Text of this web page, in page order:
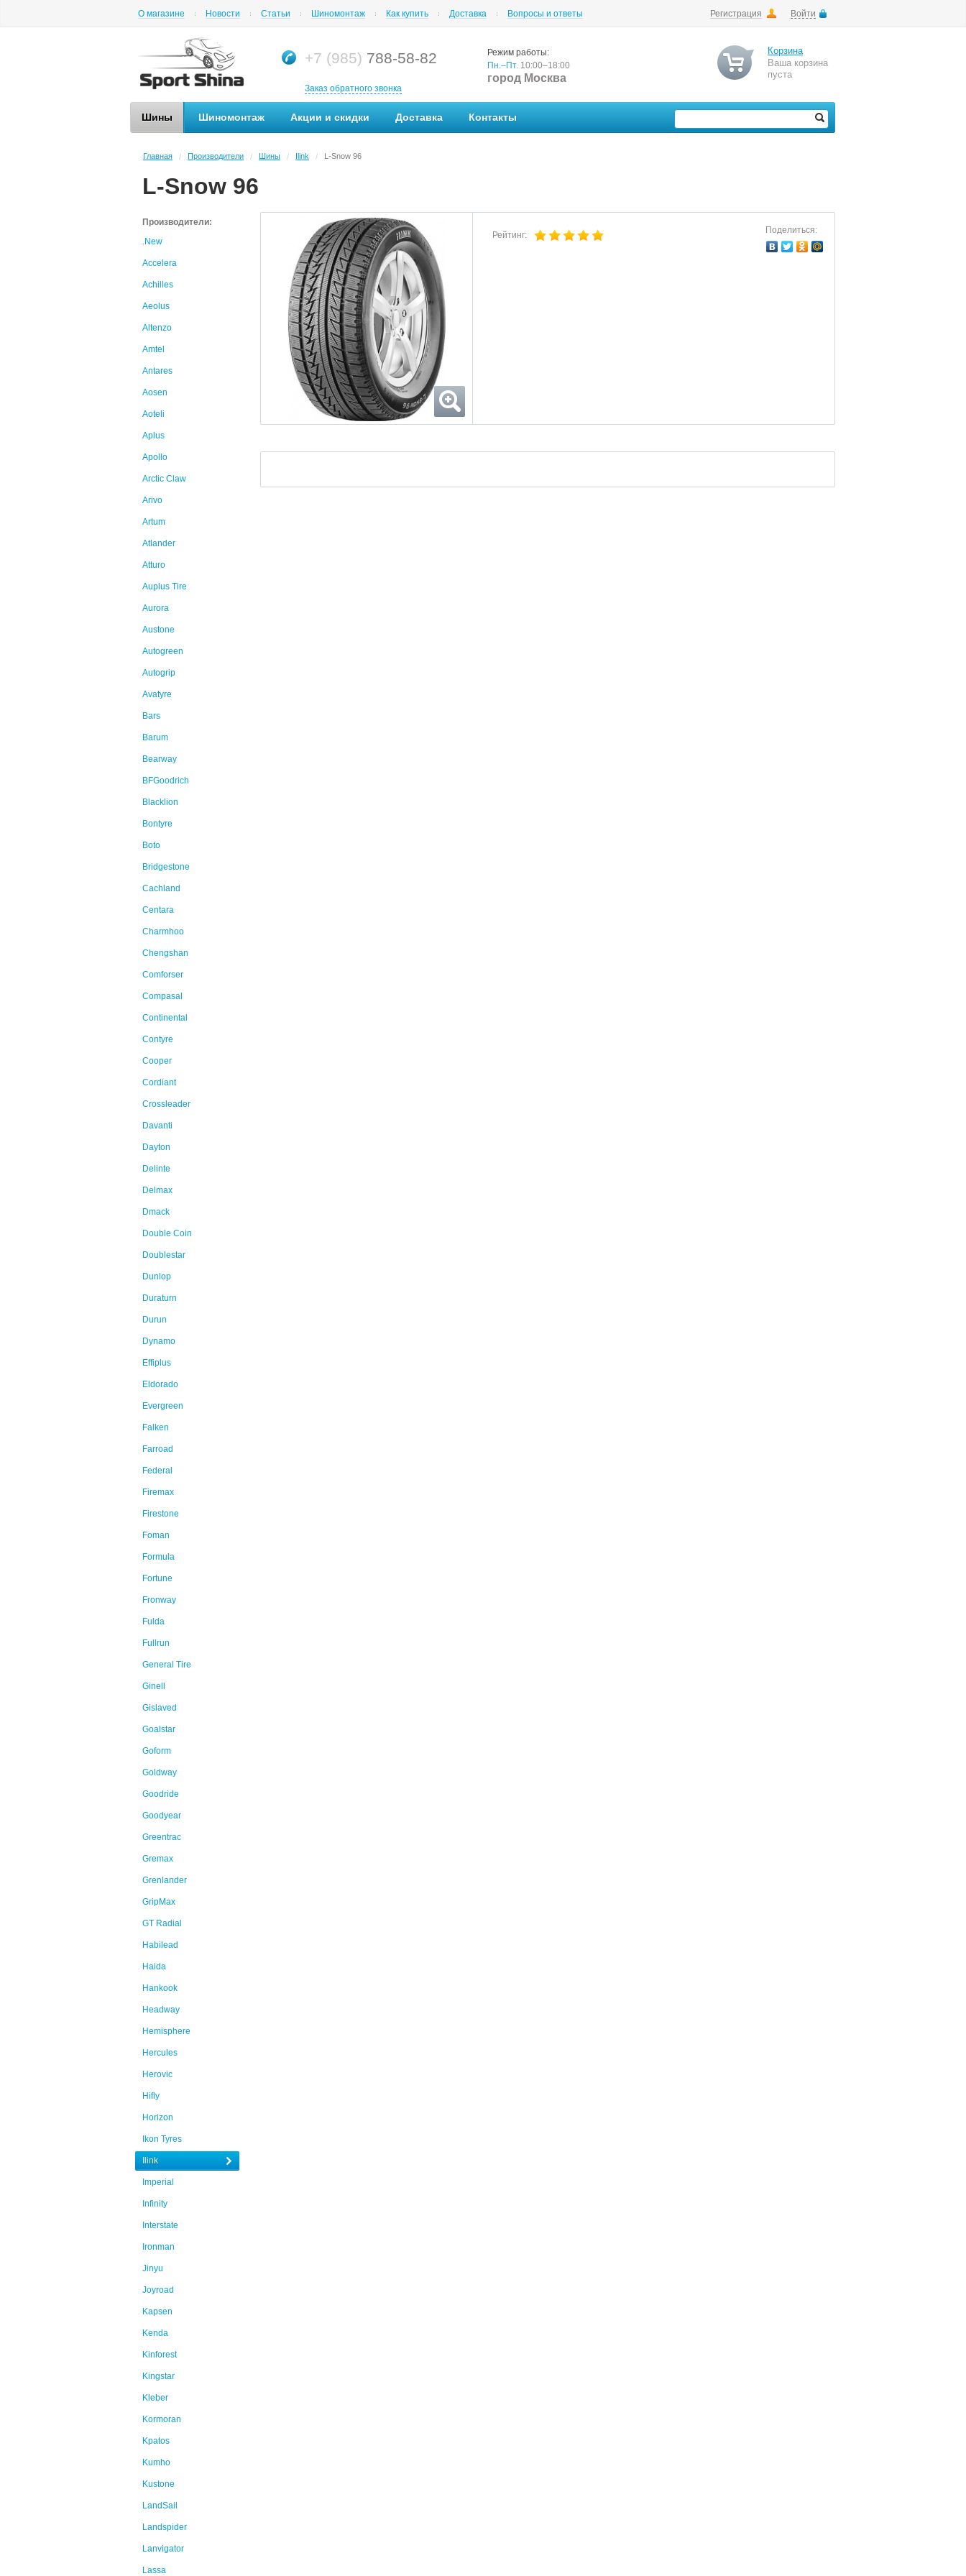
Регистрация Войти
О магазине Новости Статьи Шиномонтаж Как купить Доставка Вопросы и ответы
+7 (985) 788-58-82
Заказ обратного звонка
Режим работы:
Пн.–Пт. 10:00–18:00
город Москва
Корзина
Ваша корзина
пуста
Шины Шиномонтаж Акции и скидки Доставка Контакты
Главная / Производители / Шины / Ilink / L-Snow 96
L-Snow 96
Производители:
.New
Accelera
Achilles
Aeolus
Altenzo
Amtel
Antares
Aosen
Aoteli
Aplus
Apollo
Arctic Claw
Arivo
Artum
Atlander
Atturo
Auplus Tire
Aurora
Austone
Autogreen
Autogrip
Avatyre
Bars
Barum
Bearway
BFGoodrich
Blacklion
Bontyre
Boto
Bridgestone
Cachland
Centara
Charmhoo
Chengshan
Comforser
Compasal
Continental
Contyre
Cooper
Cordiant
Crossleader
Davanti
Dayton
Delinte
Delmax
Dmack
Double Coin
Doublestar
Dunlop
Duraturn
Durun
Dynamo
Effiplus
Eldorado
Evergreen
Falken
Farroad
Federal
Firemax
Firestone
Foman
Formula
Fortune
Fronway
Fulda
Fullrun
General Tire
Ginell
Gislaved
Goalstar
Goform
Goldway
Goodride
Goodyear
Greentrac
Gremax
Grenlander
GripMax
GT Radial
Habilead
Haida
Hankook
Headway
Hemisphere
Hercules
Herovic
Hifly
Horizon
Ikon Tyres
Ilink
Imperial
Infinity
Interstate
Ironman
Jinyu
Joyroad
Kapsen
Kenda
Kinforest
Kingstar
Kleber
Kormoran
Kpatos
Kumho
Kustone
LandSail
Landspider
Lanvigator
Lassa
Рейтинг: Поделиться: